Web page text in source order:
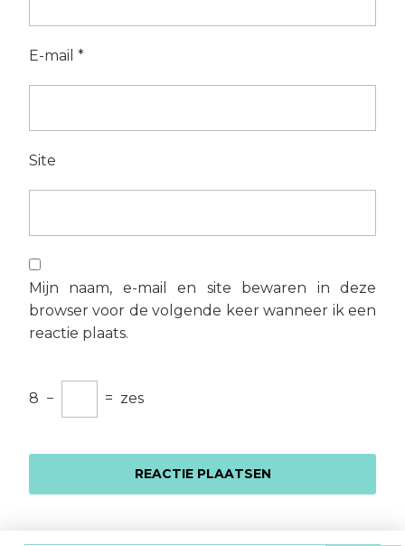
E-mail *
Site
Mijn naam, e-mail en site bewaren in deze
browser voor de volgende keer wanneer ik een
reactie plaats.
8 − = zes